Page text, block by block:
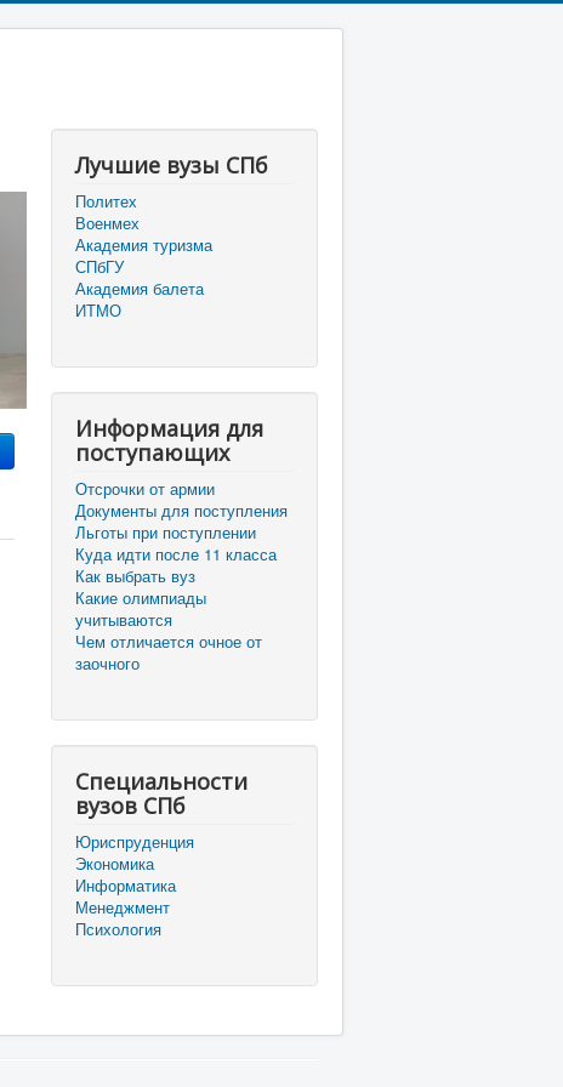
Лучшие вузы СПб
Политех
Военмех
Академия туризма
СПбГУ
Академия балета
ИТМО
Информация для
поступающих
Отсрочки от армии
Документы для поступления
Льготы при поступлении
Куда идти после 11 класса
Как выбрать вуз
Какие олимпиады
учитываются
Чем отличается очное от
заочного
Специальности
вузов СПб
Юриспруденция
Экономика
Информатика
Менеджмент
Психология